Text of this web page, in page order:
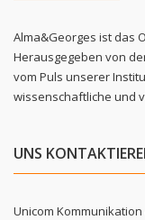
Alma&Georges ist das
Herausgegeben von
vom Puls unserer
wissenschaftliche und
UNS
Unicom